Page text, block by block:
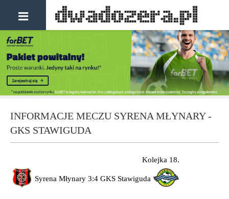
INFORMACJE MECZU SYRENA MŁYNARY -
GKS STAWIGUDA
Kolejka 18.
Syrena Młynary 3:4 GKS Stawiguda